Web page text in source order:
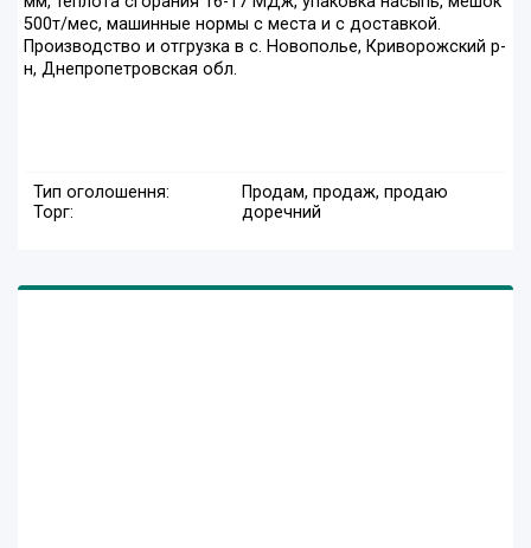
500т/мес, машинные нормы с места и с доставкой.
Производство и отгрузка в с. Новополье, Криворожский р-
н, Днепропетровская обл.
Тип оголошення:
Продам, продаж, продаю
Торг:
доречний